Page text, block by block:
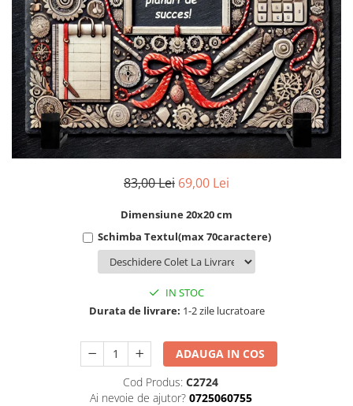
Cadouri Fiu/Fiică
Cadouri Bunici
Cadouri Cumnați
Cadouri Pisici/Câini
Cadouri Meserii&Hobby
Cadouri Apicultori
Cadouri Doctori/Asistente
Cadouri Farmacisti
Cadouri Fotbalisti
Cadouri Motociclisti
Cadouri Pescar
Cadouri Politisti
Cadouri Pompieri
83,00 Lei 69,00 Lei
Dimensiune 20x20 cm
Schimba Textul(max 70caractere)
IN STOC
Durata de livrare: 1-2 zile lucratoare
ADAUGA IN COS
Cod Produs: C2724
Ai nevoie de ajutor? 0725060755